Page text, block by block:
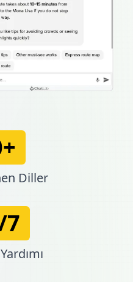
Diller
7